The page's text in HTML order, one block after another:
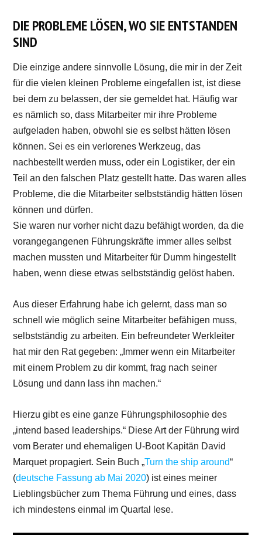
DIE PROBLEME LÖSEN, WO SIE ENTSTANDEN
SIND
Die einzige andere sinnvolle Lösung, die mir in der Zeit
für die vielen kleinen Probleme eingefallen ist, ist diese
bei dem zu belassen, der sie gemeldet hat. Häufig war
es nämlich so, dass Mitarbeiter mir ihre Probleme
aufgeladen haben, obwohl sie es selbst hätten lösen
können. Sei es ein verlorenes Werkzeug, das
nachbestellt werden muss, oder ein Logistiker, der ein
Teil an den falschen Platz gestellt hatte. Das waren alles
Probleme, die die Mitarbeiter selbstständig hätten lösen
können und dürfen.
Sie waren nur vorher nicht dazu befähigt worden, da die
vorangegangenen Führungskräfte immer alles selbst
machen mussten und Mitarbeiter für Dumm hingestellt
haben, wenn diese etwas selbstständig gelöst haben.
Aus dieser Erfahrung habe ich gelernt, dass man so
schnell wie möglich seine Mitarbeiter befähigen muss,
selbstständig zu arbeiten. Ein befreundeter Werkleiter
hat mir den Rat gegeben: „Immer wenn ein Mitarbeiter
mit einem Problem zu dir kommt, frag nach seiner
Lösung und dann lass ihn machen.“
Hierzu gibt es eine ganze Führungsphilosophie des
„intend based leaderships.“ Diese Art der Führung wird
vom Berater und ehemaligen U-Boot Kapitän David
Marquet propagiert. Sein Buch „Turn the ship around“
(deutsche Fassung ab Mai 2020) ist eines meiner
Lieblingsbücher zum Thema Führung und eines, dass
ich mindestens einmal im Quartal lese.